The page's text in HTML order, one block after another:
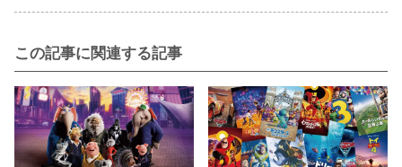
この記事に関連する記事